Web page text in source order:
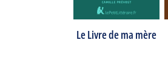
Le Livre de ma mère